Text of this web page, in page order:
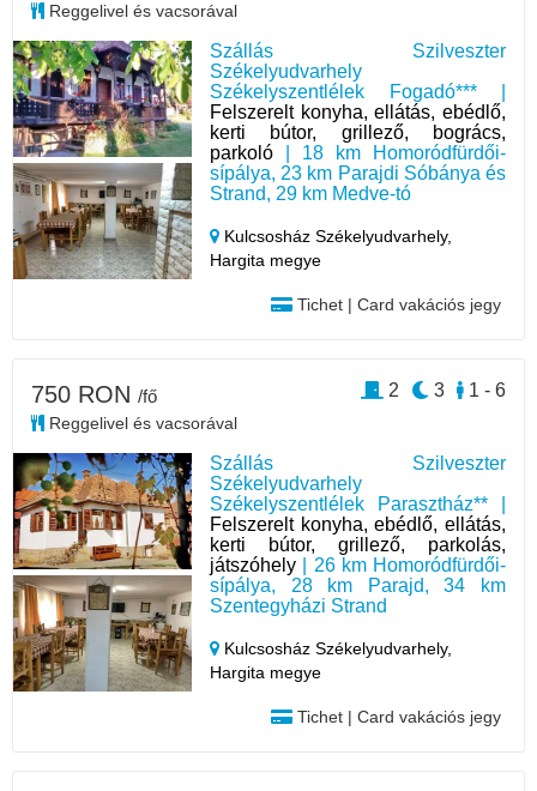
Szállás Szilveszter
Székelyudvarhely
Székelyszentlélek Fogadó*** |
Felszerelt konyha, ellátás, ebédlő,
kerti bútor, grillező, bogrács,
parkoló | 18 km Homoródfürdői-
sípálya, 23 km Parajdi Sóbánya és
Strand, 29 km Medve-tó
Kulcsosház Székelyudvarhely,
Hargita megye
Tichet | Card vakációs jegy
Reggelivel és vacsorával
Szállás Szilveszter
Székelyudvarhely
Székelyszentlélek Parasztház** |
Felszerelt konyha, ebédlő, ellátás,
kerti bútor, grillező, parkolás,
játszóhely | 26 km Homoródfürdői-
sípálya, 28 km Parajd, 34 km
Szentegyházi Strand
Kulcsosház Székelyudvarhely,
Hargita megye
Tichet | Card vakációs jegy
750 RON /fő
Reggelivel és vacsorával
1 - 6
3
2